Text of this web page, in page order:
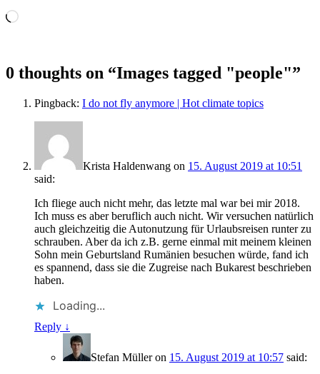
Loading…
0 thoughts on “Images tagged "people"”
Pingback: I do not fly anymore | Hot climate topics
Krista Haldenwang on 15. August 2019 at 10:51
said:
Ich fliege auch nicht mehr, das letzte mal war bei mir 2018.
Ich muss es aber beruflich auch nicht. Wir versuchen natürlich
auch gleichzeitig die Autonutzung für Urlaubsreisen runter zu
schrauben. Aber da ich z.B. gerne einmal mit meinem kleinen
Sohn mein Geburtsland Rumänien besuchen würde, fand ich
es spannend, dass sie die Zugreise nach Bukarest beschrieben
haben.
Loading...
Reply ↓
Stefan Mülleron 15. August 2019 at 10:57 said: